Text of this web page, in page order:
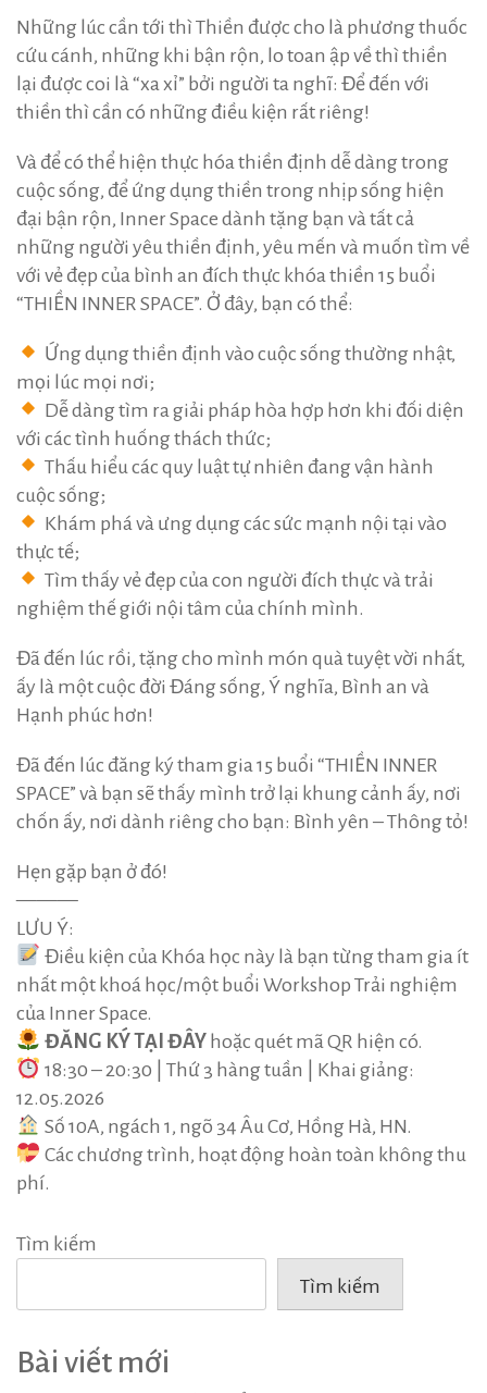
Những lúc cần tới thì Thiền được cho là phương thuốc
cứu cánh, những khi bận rộn, lo toan ập về thì thiền
lại được coi là “xa xỉ” bởi người ta nghĩ: Để đến với
thiền thì cần có những điều kiện rất riêng!
Và để có thể hiện thực hóa thiền định dễ dàng trong
cuộc sống, để ứng dụng thiền trong nhịp sống hiện
đại bận rộn, Inner Space dành tặng bạn và tất cả
những người yêu thiền định, yêu mến và muốn tìm về
với vẻ đẹp của bình an đích thực khóa thiền 15 buổi
“THIỀN INNER SPACE”. Ở đây, bạn có thể:
Ứng dụng thiền định vào cuộc sống thường nhật,
mọi lúc mọi nơi;
Dễ dàng tìm ra giải pháp hòa hợp hơn khi đối diện
với các tình huống thách thức;
Thấu hiểu các quy luật tự nhiên đang vận hành
cuộc sống;
Khám phá và ưng dụng các sức mạnh nội tại vào
thực tế;
Tìm thấy vẻ đẹp của con người đích thực và trải
nghiệm thế giới nội tâm của chính mình.
Đã đến lúc rồi, tặng cho mình món quà tuyệt vời nhất,
ấy là một cuộc đời Đáng sống, Ý nghĩa, Bình an và
Hạnh phúc hơn!
Đã đến lúc đăng ký tham gia 15 buổi “THIỀN INNER
SPACE” và bạn sẽ thấy mình trở lại khung cảnh ấy, nơi
chốn ấy, nơi dành riêng cho bạn: Bình yên – Thông tỏ!
Hẹn gặp bạn ở đó!
———
LƯU Ý:
Điều kiện của Khóa học này là bạn từng tham gia ít
nhất một khoá học/một buổi Workshop Trải nghiệm
của Inner Space.
ĐĂNG KÝ TẠI ĐÂYhoặc quét mã QR hiện có.
18:30 – 20:30 | Thứ 3 hàng tuần | Khai giảng:
12.05.2026
Số 10A, ngách 1, ngõ 34 Âu Cơ, Hồng Hà, HN.
Các chương trình, hoạt động hoàn toàn không thu
phí.
Tìm kiếm
Tìm kiếm
Bài viết mới